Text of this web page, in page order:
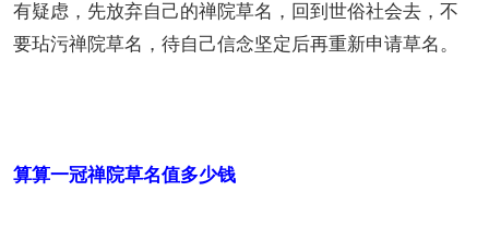
有疑虑，先放弃自己的禅院草名，回到世俗社会去，不
要玷污禅院草名，待自己信念坚定后再重新申请草名。
算算一冠禅院草名值多少钱